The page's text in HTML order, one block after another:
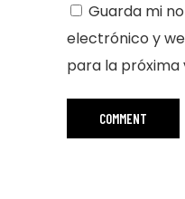
Guarda mi
electrónico y
para la próxima